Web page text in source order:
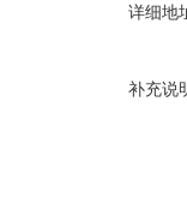
详细地
补充说